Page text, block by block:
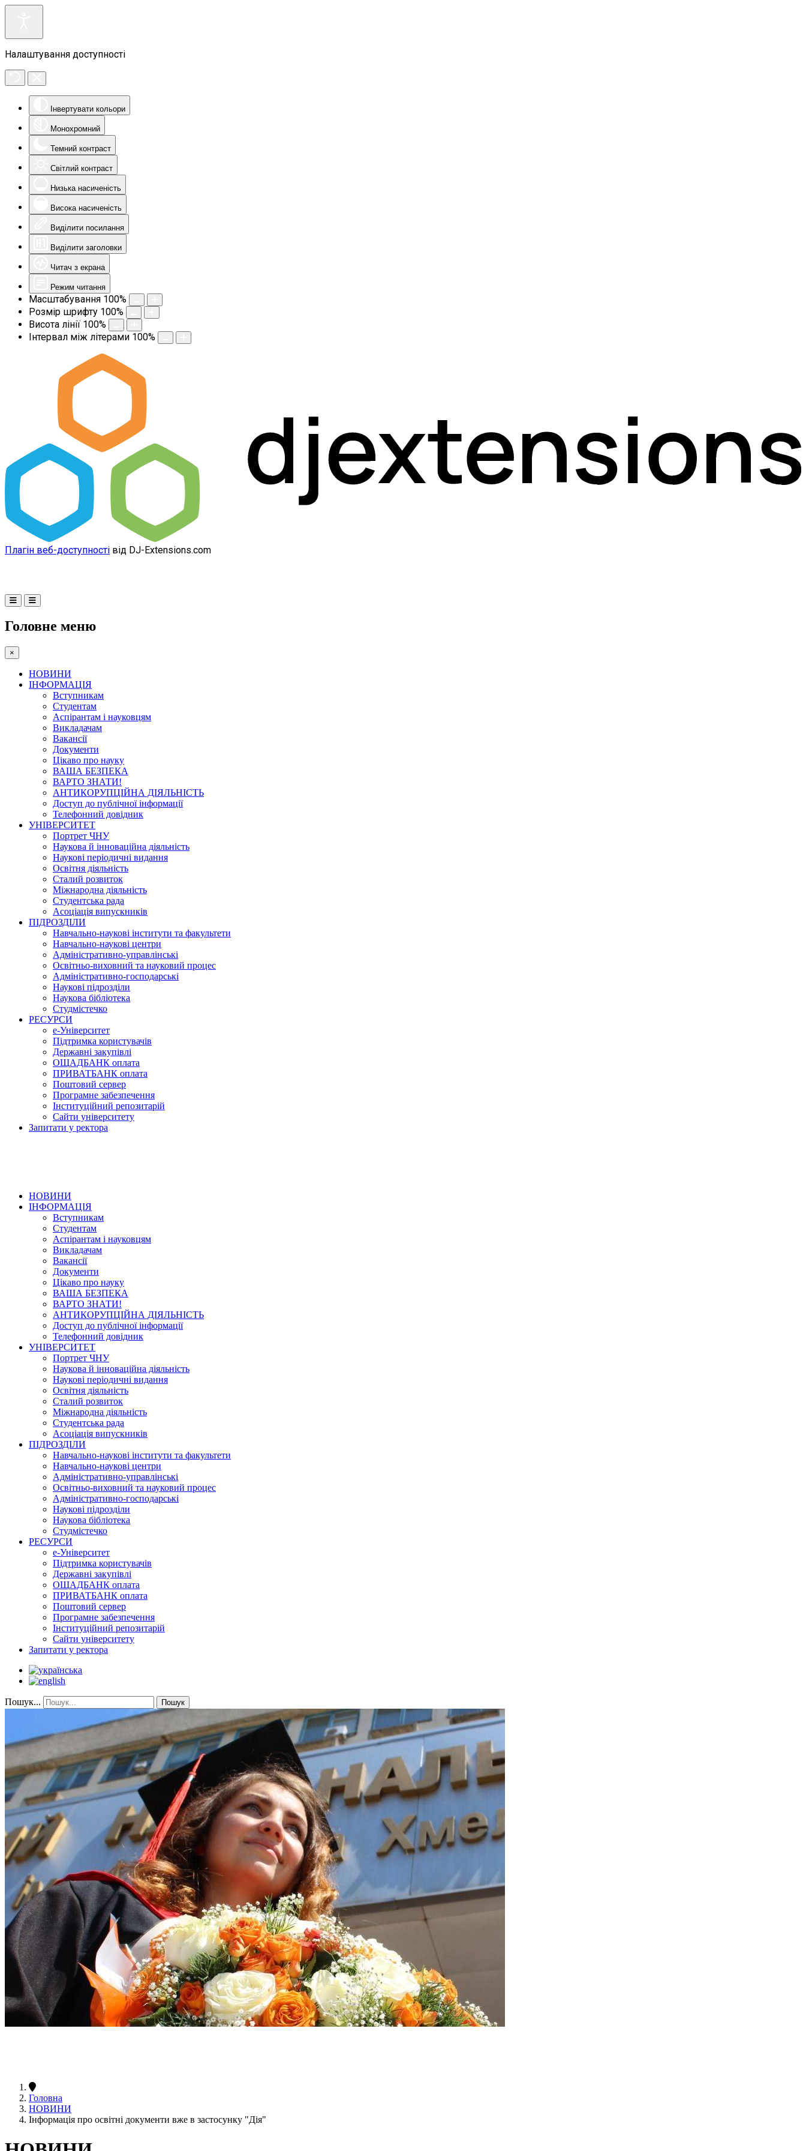
Налаштування доступності
Інвертувати кольори
Монохромний
Темний контраст
Світлий контраст
Низька насиченість
Висока насиченість
Виділити посилання
Виділити заголовки
Читач з екрана
Режим читання
Масштабування 100%
Розмір шрифту 100%
Висота лінії 100%
Інтервал між літерами 100%
Плагін веб-доступності від DJ-Extensions.com
Головне меню
×
НОВИНИ
ІНФОРМАЦІЯ
Вступникам
Студентам
Аспірантам і науковцям
Викладачам
Вакансії
Документи
Цікаво про науку
ВАША БЕЗПЕКА
ВАРТО ЗНАТИ!
АНТИКОРУПЦІЙНА ДІЯЛЬНІСТЬ
Доступ до публічної інформації
Телефонний довідник
УНІВЕРСИТЕТ
Портрет ЧНУ
Наукова й інноваційна діяльність
Наукові періодичні видання
Освітня діяльність
Сталий розвиток
Міжнародна діяльність
Студентська рада
Асоціація випускників
ПІДРОЗДІЛИ
Навчально-наукові інститути та факультети
Навчально-наукові центри
Адміністративно-управлінські
Освітньо-виховний та науковий процес
Адміністративно-господарські
Наукові підрозділи
Наукова бібліотека
Студмістечко
РЕСУРСИ
е-Університет
Підтримка користувачів
Державні закупівлі
ОЩАДБАНК оплата
ПРИВАТБАНК оплата
Поштовий сервер
Програмне забезпечення
Інституційний репозитарій
Сайти університету
Запитати у ректора
НОВИНИ
ІНФОРМАЦІЯ
Вступникам
Студентам
Аспірантам і науковцям
Викладачам
Вакансії
Документи
Цікаво про науку
ВАША БЕЗПЕКА
ВАРТО ЗНАТИ!
АНТИКОРУПЦІЙНА ДІЯЛЬНІСТЬ
Доступ до публічної інформації
Телефонний довідник
УНІВЕРСИТЕТ
Портрет ЧНУ
Наукова й інноваційна діяльність
Наукові періодичні видання
Освітня діяльність
Сталий розвиток
Міжнародна діяльність
Студентська рада
Асоціація випускників
ПІДРОЗДІЛИ
Навчально-наукові інститути та факультети
Навчально-наукові центри
Адміністративно-управлінські
Освітньо-виховний та науковий процес
Адміністративно-господарські
Наукові підрозділи
Наукова бібліотека
Студмістечко
РЕСУРСИ
е-Університет
Підтримка користувачів
Державні закупівлі
ОЩАДБАНК оплата
ПРИВАТБАНК оплата
Поштовий сервер
Програмне забезпечення
Інституційний репозитарій
Сайти університету
Запитати у ректора
Пошук... Пошук
Головна
НОВИНИ
Інформація про освітні документи вже в застосунку "Дія"